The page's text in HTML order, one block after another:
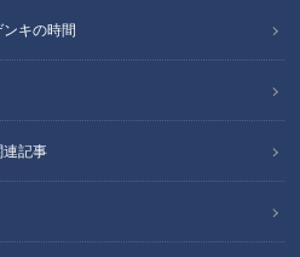
キの時間
記事